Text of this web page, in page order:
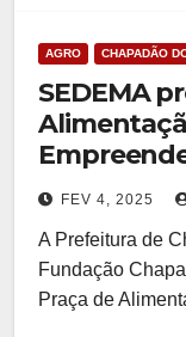
AGRO CHAPADÃO
SEDEMA
Local
FEV 4, 2025
A Prefeitura de
Fundação
Praça de